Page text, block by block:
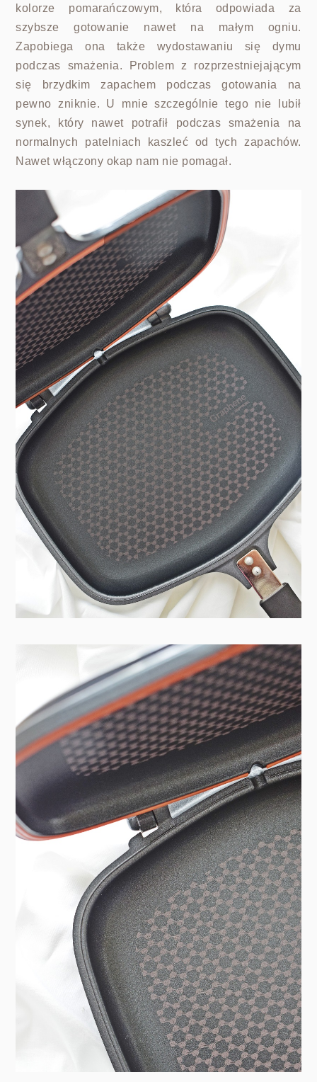
kolorze pomarańczowym, która odpowiada za
szybsze gotowanie nawet na małym ogniu.
Zapobiega ona także wydostawaniu się dymu
podczas smażenia. Problem z rozprzestniejającym
się brzydkim zapachem podczas gotowania na
pewno zniknie. U mnie szczególnie tego nie lubił
synek, który nawet potrafił podczas smażenia na
normalnych patelniach kaszleć od tych zapachów.
Nawet włączony okap nam nie pomagał.